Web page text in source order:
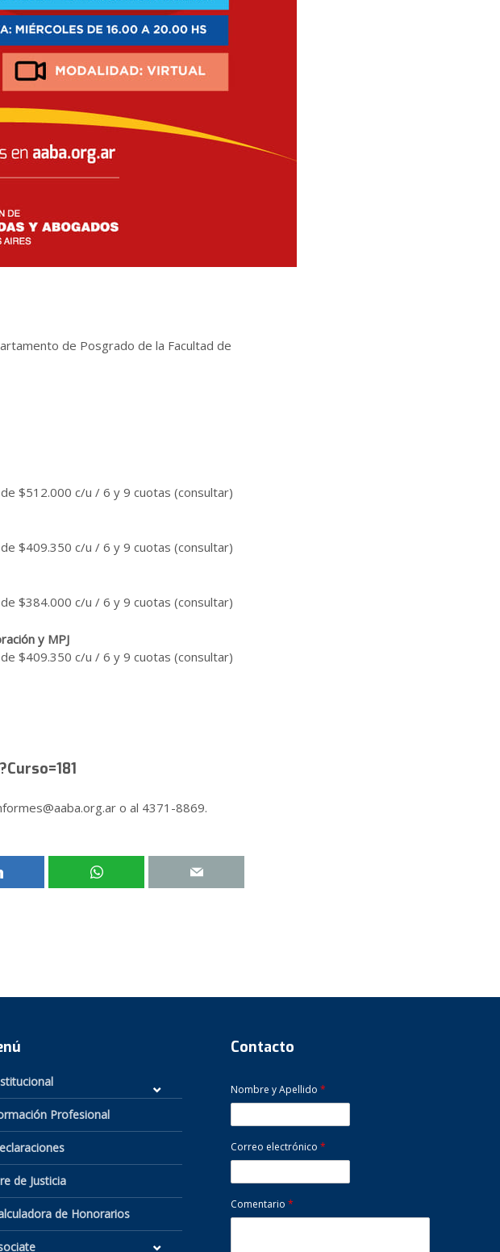
de Posgrado de la Facultad de
$512.000 c/u / 6 y 9 cuotas (consultar)
$409.350 c/u / 6 y 9 cuotas (consultar)
$384.000 c/u / 6 y 9 cuotas (consultar)
y MPJ
$409.350 c/u / 6 y 9 cuotas (consultar)
o al 4371-8869.
Profesional
de Justicia
de Honorarios
Contacto
Nombre y Apellido *
Correo electrónico *
Comentario *